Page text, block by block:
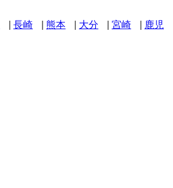
長崎 熊本 大分 宮崎 鹿児